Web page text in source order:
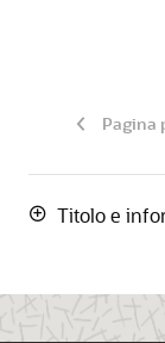
Pagina
Titolo e